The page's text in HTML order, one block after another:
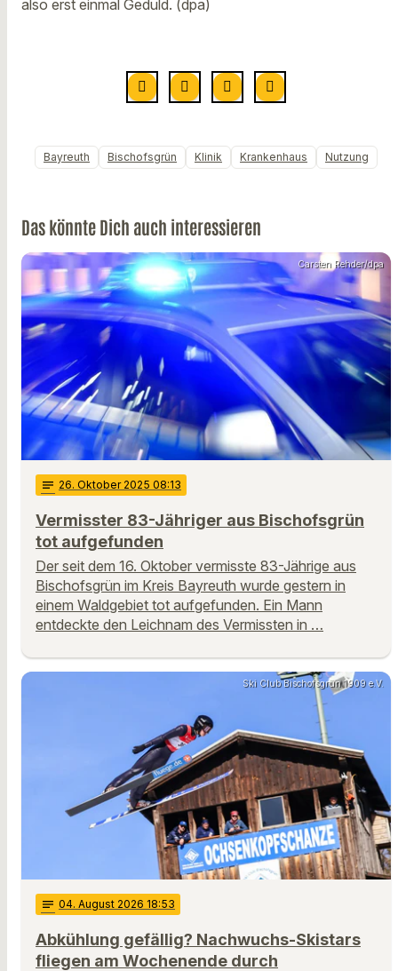
also erst einmal Geduld. (dpa)
Bayreuth Bischofsgrün Klinik Krankenhaus Nutzung
Das könnte Dich auch interessieren
Carsten Rehder/dpa
notes 26. Oktober 2025 08:13
Vermisster 83-Jähriger aus Bischofsgrün
tot aufgefunden
Der seit dem 16. Oktober vermisste 83-Jährige aus
Bischofsgrün im Kreis Bayreuth wurde gestern in
einem Waldgebiet tot aufgefunden. Ein Mann
entdeckte den Leichnam des Vermissten in …
Ski Club Bischofsgrün 1909 e.V.
notes 04. August 2026 18:53
Abkühlung gefällig? Nachwuchs-Skistars
fliegen am Wochenende durch